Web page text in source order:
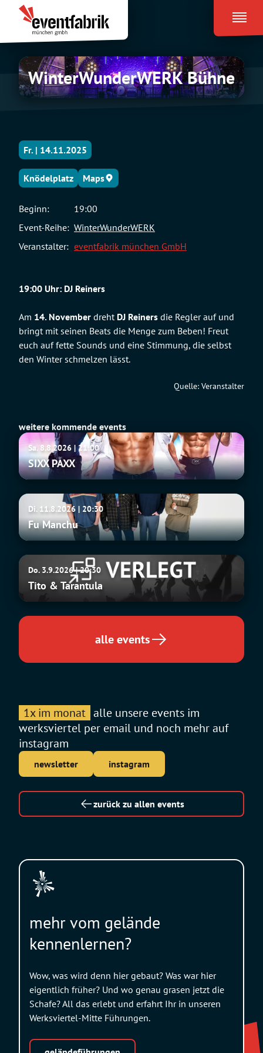
Inhalt
springen
Eventfabrik
München
WinterWunderWERK
Bühne
WinterWunderWERK Bühne
19:00 Uhr: DJ Reiners
Am 14. November dreht DJ Reiners die Regler auf und
bringt mit seinen Beats die Menge zum Beben! Freut
euch auf fette Sounds und eine Stimmung, die selbst
den Winter schmelzen lässt.
Quelle: Veranstalter
weitere kommende events
SIXX
PAXXSa. 8.8.2026 | 21:00
SIXX PAXX
Fu
Manchu
Di. 11.8.2026 | 20:30
Fu Manchu
Tito
Tarantula
Do. 3.9.2026 | 20:30
Tito & Tarantula
alle events
1x im monat alle unsere events im
werksviertel per email und noch mehr auf
instagram
newsletter instagram
zurück zu allen events
Fr. | 14.11.2025
Knödelplatz Maps
Beginn:
19:00
Event-Reihe: WinterWunderWERK
Veranstalter: eventfabrik münchen GmbH
mehr vom gelände
kennenlernen?
Wow, was wird denn hier gebaut? Was war hier
eigentlich früher? Und wo genau grasen jetzt die
Schafe? All das erlebt und erfahrt Ihr in unseren
Werksviertel-Mitte Führungen.